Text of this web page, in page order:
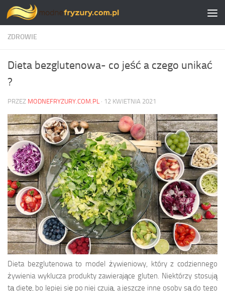
Skip to content
ZDROWIE
Dieta bezglutenowa- co jeść a czego unikać
?
PRZEZ MODNEFRYZURY.COM.PL · 12 KWIETNIA 2021
Dieta bezglutenowa to model żywieniowy, który z codziennego
żywienia wyklucza produkty zawierające gluten. Niektórzy stosują
tą dietę, bo lepiej się po niej czują, a jeszcze inne osoby są do tego